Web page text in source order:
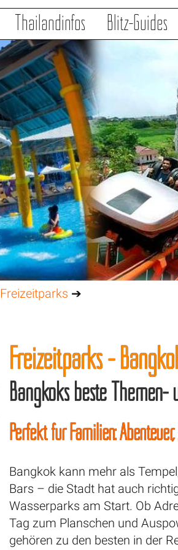
Thailandinfos Blitz-Guides
Freizeitparks ➔
Freizeitparks -
Bangkoks beste
Perfekt für Familien:
Bangkok kann mehr als
Bars – die Stadt hat auch
Wasserparks am Start. Ob
Tag zum Planschen und
gehören zu den besten in der